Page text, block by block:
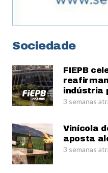
Sociedade
FIEPB
indústria
3 semanas
Vinícola
aposta
3 semanas